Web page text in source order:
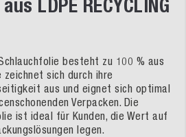
LDPE RECYCLING
besteht zu 100 % aus
sich durch ihre
aus und eignet sich optimal
Verpacken. Die
ist ideal für Kunden, die Wert auf
legen.